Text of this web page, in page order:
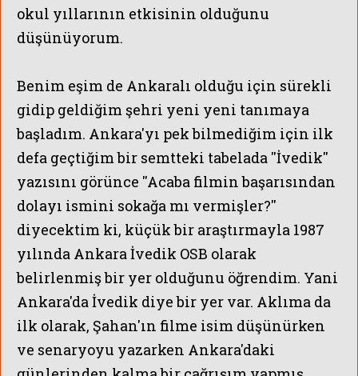
okul yıllarının etkisinin olduğunu
düşünüyorum.
Benim eşim de Ankaralı olduğu için sürekli
gidip geldiğim şehri yeni yeni tanımaya
başladım. Ankara'yı pek bilmediğim için ilk
defa geçtiğim bir semtteki tabelada ''İvedik''
yazısını görünce ''Acaba filmin başarısından
dolayı ismini sokağa mı vermişler?''
diyecektim ki, küçük bir araştırmayla 1987
yılında Ankara İvedik OSB olarak
belirlenmiş bir yer olduğunu öğrendim. Yani
Ankara'da İvedik diye bir yer var. Aklıma da
ilk olarak, Şahan'ın filme isim düşünürken
ve senaryoyu yazarken Ankara'daki